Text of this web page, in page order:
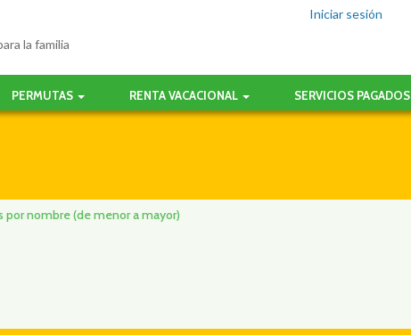
Iniciar sesión
la familia
PERMUTAS RENTA VACACIONAL SERVICIOS PAGADOS
por nombre (de menor a mayor)